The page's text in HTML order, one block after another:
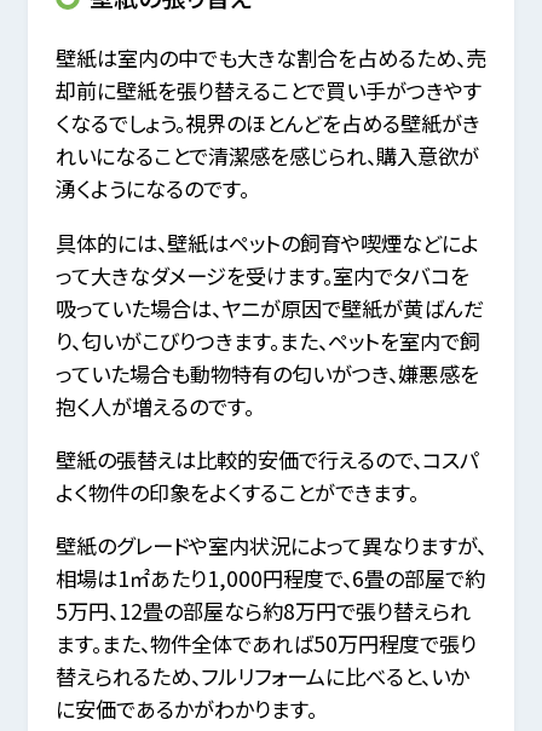
壁紙は室内の中でも大きな割合を占めるため、売
却前に壁紙を張り替えることで買い手がつきやす
くなるでしょう。視界のほとんどを占める壁紙がき
れいになることで清潔感を感じられ、購入意欲が
湧くようになるのです。
具体的には、壁紙はペットの飼育や喫煙などによ
って大きなダメージを受けます。室内でタバコを
吸っていた場合は、ヤニが原因で壁紙が黄ばんだ
り、匂いがこびりつきます。また、ペットを室内で飼
っていた場合も動物特有の匂いがつき、嫌悪感を
抱く人が増えるのです。
壁紙の張替えは比較的安価で行えるので、コスパ
よく物件の印象をよくすることができます。
壁紙のグレードや室内状況によって異なりますが、
相場は1㎡あたり1,000円程度で、6畳の部屋で約
5万円、12畳の部屋なら約8万円で張り替えられ
ます。また、物件全体であれば50万円程度で張り
替えられるため、フルリフォームに比べると、いか
に安価であるかがわかります。